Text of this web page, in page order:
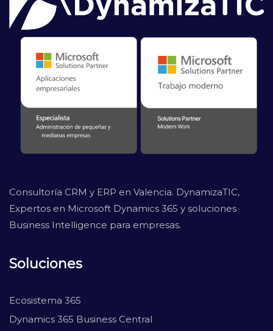
Consultoría CRM y ERP en Valencia. DynamizaTIC,
Expertos en Microsoft Dynamics 365 y soluciones
Business Intelligence para empresas.
Soluciones
Ecosistema 365
Dynamics 365 Business Central